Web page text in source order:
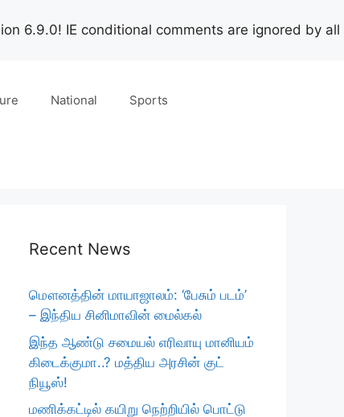
6.9.0! IE conditional comments are ignored by all
National Sports
Recent News
மௌனத்தின் மாயாஜாலம்: ‘பேசும் படம்’
– இந்திய சினிமாவின் மைல்கல்
இந்த ஆண்டு சமையல் எரிவாயு மானியம்
கிடைக்குமா..? மத்திய அரசின் குட்
நியூஸ்!
மணிக்கட்டில் கயிறு நெற்றியில் பொட்டு